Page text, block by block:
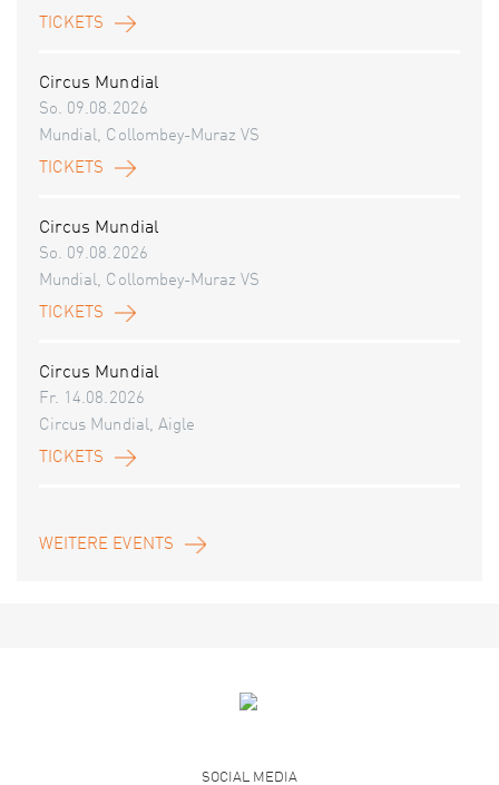
TICKETS
Circus Mundial
So. 09.08.2026
Mundial, Collombey-Muraz VS
TICKETS
Circus Mundial
So. 09.08.2026
Mundial, Collombey-Muraz VS
TICKETS
Circus Mundial
Fr. 14.08.2026
Circus Mundial, Aigle
TICKETS
WEITERE EVENTS
SOCIAL MEDIA